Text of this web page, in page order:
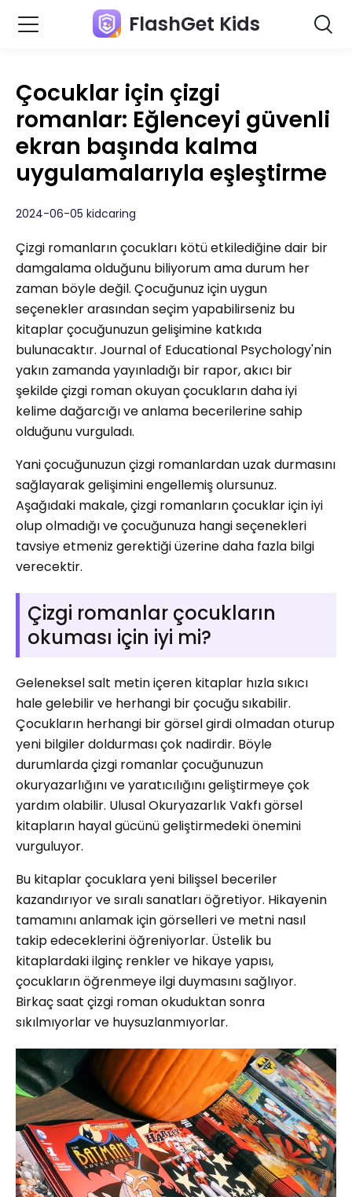
FlashGet Kids
Çocuklar için çizgi
romanlar: Eğlenceyi güvenli
ekran başında kalma
uygulamalarıyla eşleştirme
2024-06-05 kidcaring
Çizgi romanların çocukları kötü etkilediğine dair bir
damgalama olduğunu biliyorum ama durum her
zaman böyle değil. Çocuğunuz için uygun
seçenekler arasından seçim yapabilirseniz bu
kitaplar çocuğunuzun gelişimine katkıda
bulunacaktır. Journal of Educational Psychology'nin
yakın zamanda yayınladığı bir rapor, akıcı bir
şekilde çizgi roman okuyan çocukların daha iyi
kelime dağarcığı ve anlama becerilerine sahip
olduğunu vurguladı.
Yani çocuğunuzun çizgi romanlardan uzak durmasını
sağlayarak gelişimini engellemiş olursunuz.
Aşağıdaki makale, çizgi romanların çocuklar için iyi
olup olmadığı ve çocuğunuza hangi seçenekleri
tavsiye etmeniz gerektiği üzerine daha fazla bilgi
verecektir.
Çizgi romanlar çocukların
okuması için iyi mi?
Geleneksel salt metin içeren kitaplar hızla sıkıcı
hale gelebilir ve herhangi bir çocuğu sıkabilir.
Çocukların herhangi bir görsel girdi olmadan oturup
yeni bilgiler doldurması çok nadirdir. Böyle
durumlarda çizgi romanlar çocuğunuzun
okuryazarlığını ve yaratıcılığını geliştirmeye çok
yardım olabilir. Ulusal Okuryazarlık Vakfı görsel
kitapların hayal gücünü geliştirmedeki önemini
vurguluyor.
Bu kitaplar çocuklara yeni bilişsel beceriler
kazandırıyor ve sıralı sanatları öğretiyor. Hikayenin
tamamını anlamak için görselleri ve metni nasıl
takip edeceklerini öğreniyorlar. Üstelik bu
kitaplardaki ilginç renkler ve hikaye yapısı,
çocukların öğrenmeye ilgi duymasını sağlıyor.
Birkaç saat çizgi roman okuduktan sonra
sıkılmıyorlar ve huysuzlanmıyorlar.